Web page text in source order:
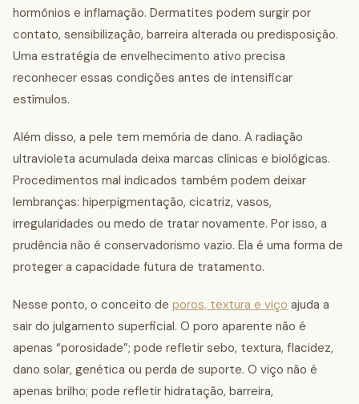
hormônios e inflamação. Dermatites podem surgir por
contato, sensibilização, barreira alterada ou predisposição.
Uma estratégia de envelhecimento ativo precisa
reconhecer essas condições antes de intensificar
estímulos.
Além disso, a pele tem memória de dano. A radiação
ultravioleta acumulada deixa marcas clínicas e biológicas.
Procedimentos mal indicados também podem deixar
lembranças: hiperpigmentação, cicatriz, vasos,
irregularidades ou medo de tratar novamente. Por isso, a
prudência não é conservadorismo vazio. Ela é uma forma de
proteger a capacidade futura de tratamento.
Nesse ponto, o conceito de poros, textura e viço ajuda a
sair do julgamento superficial. O poro aparente não é
apenas “porosidade”; pode refletir sebo, textura, flacidez,
dano solar, genética ou perda de suporte. O viço não é
apenas brilho; pode refletir hidratação, barreira,